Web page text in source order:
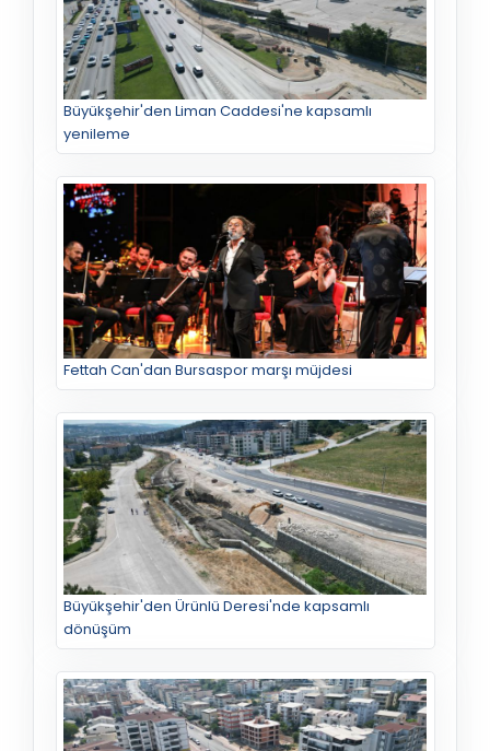
Büyükşehir'den Liman Caddesi'ne kapsamlı
yenileme
Fettah Can'dan Bursaspor marşı müjdesi
Büyükşehir'den Ürünlü Deresi'nde kapsamlı
dönüşüm